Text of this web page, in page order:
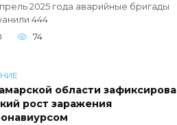
2025 года аварийные бригады
444
74
области
рост заражения